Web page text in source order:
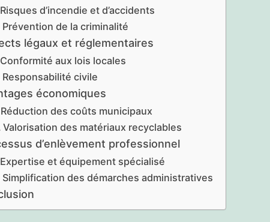
Risques d’incendie et d’accidents
Prévention de la criminalité
légaux et réglementaires
Conformité aux lois locales
Responsabilité civile
économiques
Réduction des coûts municipaux
Valorisation des matériaux recyclables
d’enlèvement professionnel
Expertise et équipement spécialisé
Simplification des démarches administratives